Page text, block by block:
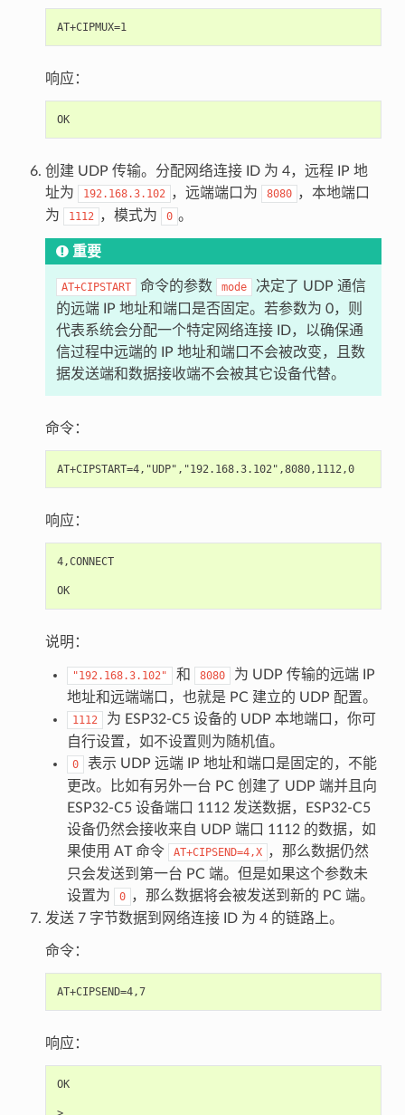
AT+CIPMUX=1
响应：
OK
创建 UDP 传输。分配网络连接 ID 为 4，远程 IP 地
址为
192.168.3.102 ，远端端口为 8080 ，本地端口
为
1112 ，模式为 0 。
重要
AT+CIPSTART 命令的参数 mode
决定了 UDP 通信
的远端 IP 地址和端口是否固定。若参数为 0，则
代表系统会分配一个特定网络连接 ID，以确保通
信过程中远端的 IP 地址和端口不会被改变，且数
据发送端和数据接收端不会被其它设备代替。
命令：
AT+CIPSTART=4,"UDP","192.168.3.102",8080,1112,0
响应：
4,CONNECT
OK
说明：
"192.168.3.102" 和 8080
为 UDP 传输的远端 IP
地址和远端端口，也就是 PC 建立的 UDP 配置。
1112
为 ESP32-C5 设备的 UDP 本地端口，你可
自行设置，如不设置则为随机值。
0
表示 UDP 远端 IP 地址和端口是固定的，不能
更改。比如有另外一台 PC 创建了 UDP 端并且向
ESP32-C5 设备端口 1112 发送数据，ESP32-C5
设备仍然会接收来自 UDP 端口 1112 的数据，如
果使用 AT 命令
AT+CIPSEND=4,X ，那么数据仍然
只会发送到第一台 PC 端。但是如果这个参数未
设置为
0 ，那么数据将会被发送到新的 PC 端。
发送 7 字节数据到网络连接 ID 为 4 的链路上。
命令：
AT+CIPSEND=4,7
响应：
OK